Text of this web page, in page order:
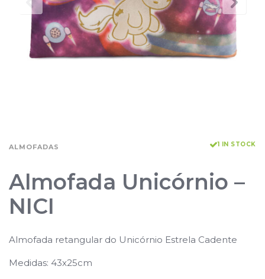
ALMOFADAS 1 IN STOCK
Almofada Unicórnio –
NICI
Almofada retangular do Unicórnio Estrela Cadente
Medidas: 43x25cm